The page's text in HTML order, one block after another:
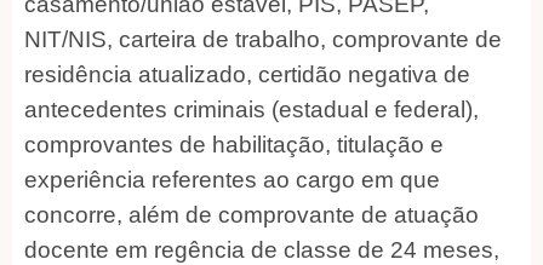
NIT/NIS, carteira de trabalho, comprovante de
residência atualizado, certidão negativa de
antecedentes criminais (estadual e federal),
comprovantes de habilitação, titulação e
experiência referentes ao cargo em que
concorre, além de comprovante de atuação
docente em regência de classe de 24 meses,